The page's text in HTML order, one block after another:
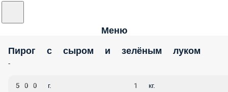
Меню
Пирог с сыром и зелёным луком
-
500 г. 1 кг.